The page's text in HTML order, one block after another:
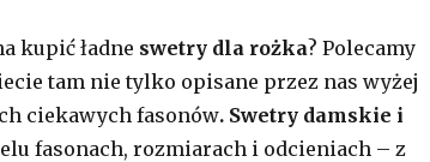
kupić ładne swetry dla rożka? Polecamy
tam nie tylko opisane przez nas wyżej
ciekawych fasonów. Swetry damskie i
fasonach, rozmiarach i odcieniach – z